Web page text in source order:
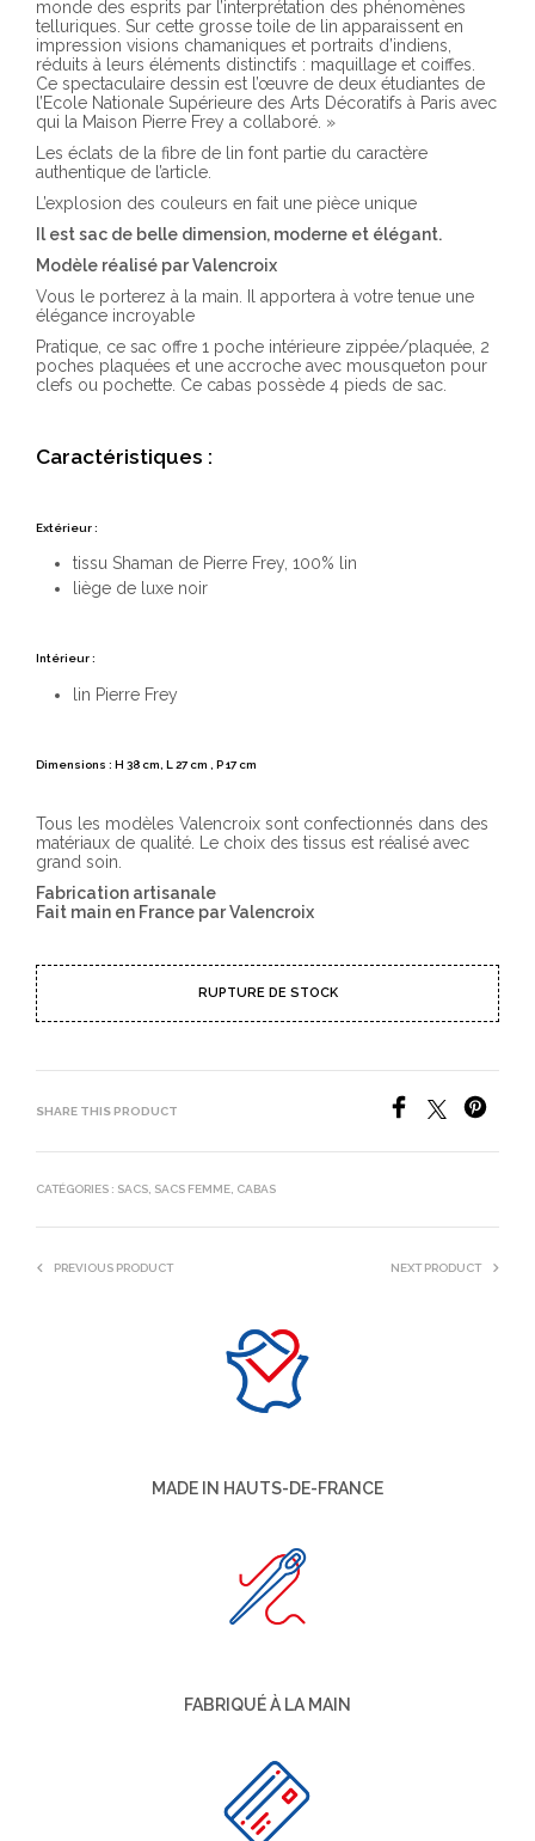
monde des esprits par l’interprétation des phénomènes
telluriques. Sur cette grosse toile de lin apparaissent en
impression visions chamaniques et portraits d’indiens,
réduits à leurs éléments distinctifs : maquillage et coiffes.
Ce spectaculaire dessin est l’œuvre de deux étudiantes de
l’Ecole Nationale Supérieure des Arts Décoratifs à Paris avec
qui la Maison Pierre Frey a collaboré. »
Les éclats de la fibre de lin font partie du caractère
authentique de l’article.
L’explosion des couleurs en fait une pièce unique
Il est sac de belle dimension, moderne et élégant.
Modèle réalisé par Valencroix
Vous le porterez à la main. Il apportera à votre tenue une
élégance incroyable
Pratique, ce sac offre 1 poche intérieure zippée/plaquée, 2
poches plaquées et une accroche avec mousqueton pour
clefs ou pochette. Ce cabas possède 4 pieds de sac.
Caractéristiques :
Extérieur :
tissu Shaman de Pierre Frey, 100% lin
liège de luxe noir
Intérieur :
lin Pierre Frey
Dimensions : H 38 cm, L 27 cm , P 17 cm
Tous les modèles Valencroix sont confectionnés dans des
matériaux de qualité. Le choix des tissus est réalisé avec
grand soin.
Fabrication artisanale
Fait main en France par Valencroix
RUPTURE DE STOCK
SHARE THIS PRODUCT
CATÉGORIES : SACS SACS FEMME CABAS
PREVIOUS PRODUCT NEXT PRODUCT
MADE IN HAUTS-DE-FRANCE
FABRIQUÉ À LA MAIN